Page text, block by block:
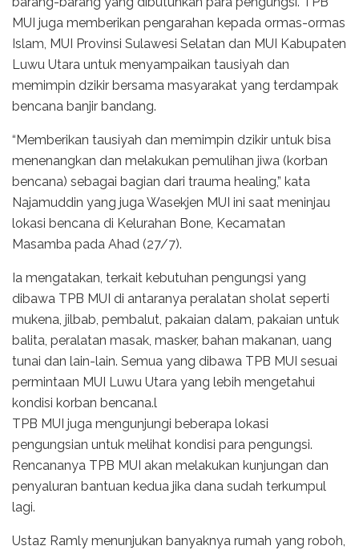
MUI juga memberikan pengarahan kepada ormas-ormas
Islam, MUI Provinsi Sulawesi Selatan dan MUI Kabupaten
Luwu Utara untuk menyampaikan tausiyah dan
memimpin dzikir bersama masyarakat yang terdampak
bencana banjir bandang.
“Memberikan tausiyah dan memimpin dzikir untuk bisa
menenangkan dan melakukan pemulihan jiwa (korban
bencana) sebagai bagian dari trauma healing,” kata
Najamuddin yang juga Wasekjen MUI ini saat meninjau
lokasi bencana di Kelurahan Bone, Kecamatan
Masamba pada Ahad (27/7).
Ia mengatakan, terkait kebutuhan pengungsi yang
dibawa TPB MUI di antaranya peralatan sholat seperti
mukena, jilbab, pembalut, pakaian dalam, pakaian untuk
balita, peralatan masak, masker, bahan makanan, uang
tunai dan lain-lain. Semua yang dibawa TPB MUI sesuai
permintaan MUI Luwu Utara yang lebih mengetahui
kondisi korban bencana.l
TPB MUI juga mengunjungi beberapa lokasi
pengungsian untuk melihat kondisi para pengungsi.
Rencananya TPB MUI akan melakukan kunjungan dan
penyaluran bantuan kedua jika dana sudah terkumpul
lagi.
Ustaz Ramly menunjukan banyaknya rumah yang roboh,